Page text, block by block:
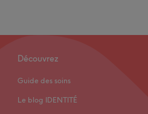
Découvrez
Guide des soins
Le blog IDENTITÉ